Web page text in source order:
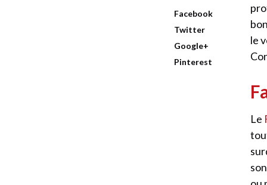
Facebook
Twitter
Google+
Pinterest
le
Le